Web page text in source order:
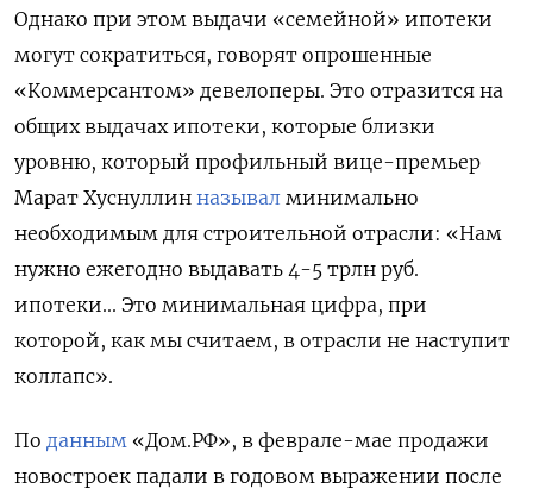
Однако при этом выдачи «семейной» ипотеки
могут сократиться, говорят опрошенные
«Коммерсантом» девелоперы. Это отразится на
общих выдачах ипотеки, которые близки
уровню, который профильный вице-премьер
Марат Хуснуллин называл минимально
необходимым для строительной отрасли: «Нам
нужно ежегодно выдавать 4-5 трлн руб.
ипотеки... Это минимальная цифра, при
которой, как мы считаем, в отрасли не наступит
коллапс».
По данным «Дом.РФ», в феврале-мае продажи
новостроек падали в годовом выражении после